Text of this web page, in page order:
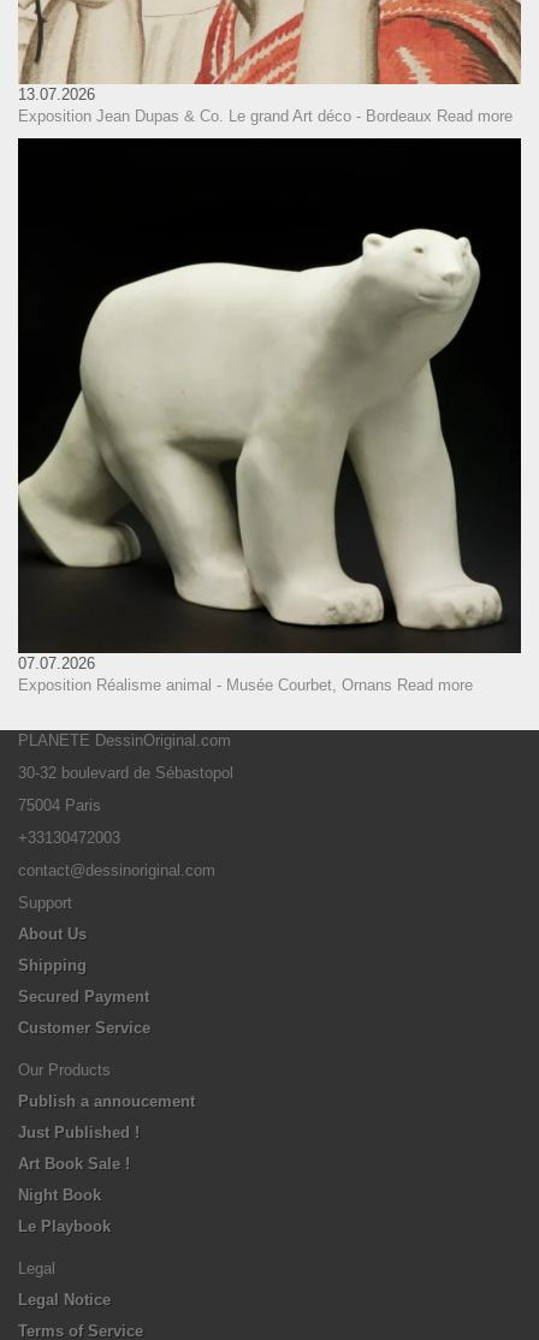
13.07.2026
Exposition Jean Dupas & Co. Le grand Art déco - Bordeaux Read more
07.07.2026
Exposition Réalisme animal - Musée Courbet, Ornans Read more
PLANETE DessinOriginal.com
30-32 boulevard de Sébastopol
75004 Paris
+33130472003
contact@dessinoriginal.com
Support
About Us
Shipping
Secured Payment
Customer Service
Our Products
Publish a annoucement
Just Published !
Art Book Sale !
Night Book
Le Playbook
Legal
Legal Notice
Terms of Service